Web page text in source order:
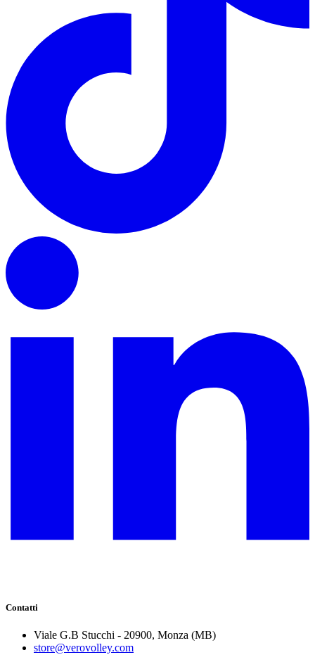
Contatti
Viale G.B Stucchi - 20900, Monza (MB)
store@verovolley.com